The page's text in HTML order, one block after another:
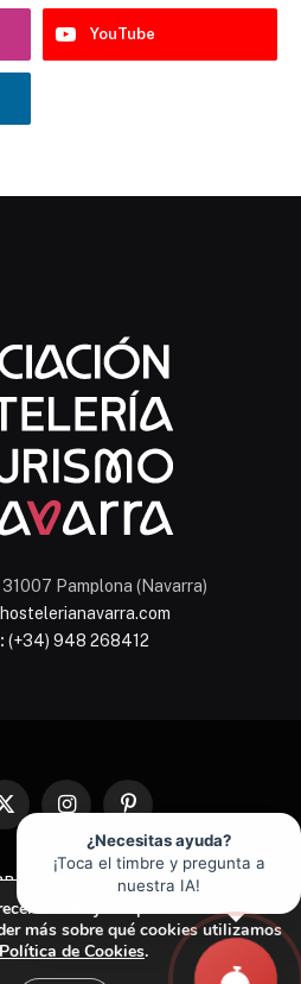
YouTube
¿Necesitas ayuda?
¡Toca el timbre y pregunta a
nuestra IA!
Hostelería Navarra
31007 Pamplona (Navarra)
(+34) 948 268412
X
(Twitter)
InstagramPinterest
DE DATOS
DE COOKIES
y Turismo de Navarra
la mejor experiencia en
más sobre qué cookies utilizamos
Política de Cookies.